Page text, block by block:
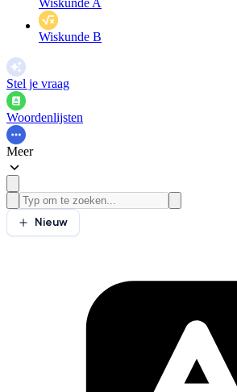
Wiskunde B
Stel je vraag
Woordenlijsten
Meer
Nieuw